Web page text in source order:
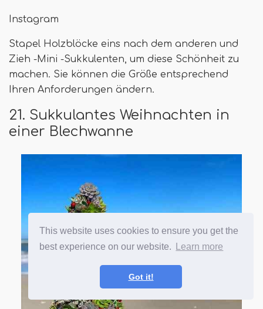
This website uses cookies to ensure you get the
best experience on our website.
Learn more
Got it!
Instagram
Stapel Holzblöcke eins nach dem anderen und
Zieh -Mini -Sukkulenten, um diese Schönheit zu
machen. Sie können die Größe entsprechend
Ihren Anforderungen ändern.
21. Sukkulantes Weihnachten in
einer Blechwanne